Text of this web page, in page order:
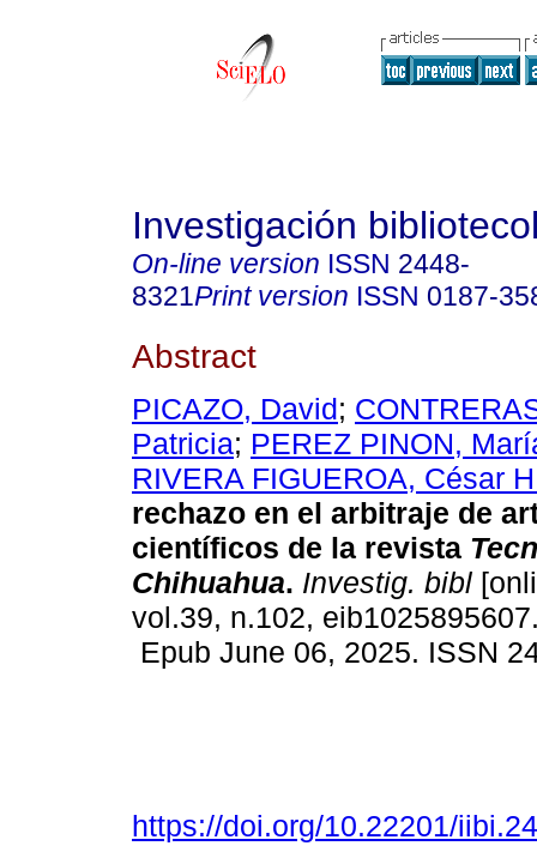
Investigación
On-line version ISSN 2448-
8321Print version ISSN 0187-
Abstract
PICAZO, David;
Patricia; PEREZ PINON,
RIVERA FIGUEROA, César
rechazo en el arbitraje de
científicos de la revista
Chihuahua. Investig. bibl
vol.39, n.102,
Epub June 06, 2025. ISSN
https://doi.org/10.22201/